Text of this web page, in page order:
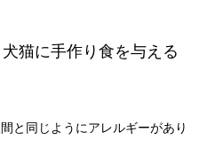
軟部外科
猫に手作り食を与える
と同じようにアレルギーがあり